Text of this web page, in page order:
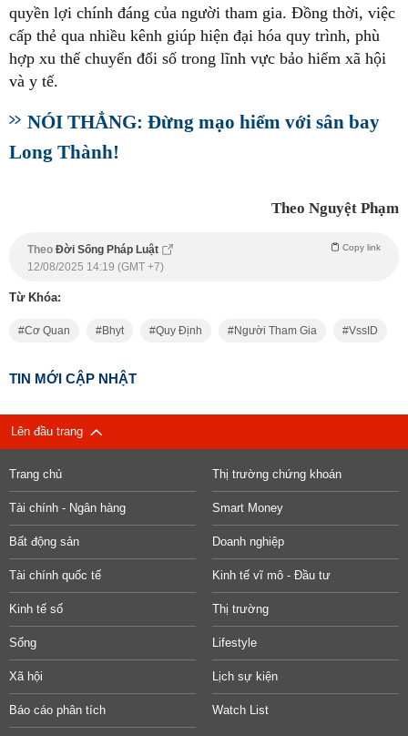
quyền lợi chính đáng của người tham gia. Đồng thời, việc
cấp thẻ qua nhiều kênh giúp hiện đại hóa quy trình, phù
hợp xu thế chuyển đổi số trong lĩnh vực bảo hiểm xã hội
và y tế.
NÓI THẲNG: Đừng mạo hiểm với sân bay
Long Thành!
Theo Nguyệt Phạm
Theo Đời Sống Pháp Luật Copy link
12/08/2025 14:19 (GMT +7)
Từ Khóa:
Cơ Quan Bhyt Quy Định Người Tham Gia VssID
TIN MỚI CẬP NHẬT
Lên đầu trang
Trang chủ Thị trường chứng khoán
Tài chính - Ngân hàng Smart Money
Bất động sản Doanh nghiệp
Tài chính quốc tế Kinh tế vĩ mô - Đầu tư
Kinh tế số Thị trường
Sống Lifestyle
Xã hội Lịch sự kiện
Báo cáo phân tích Watch List